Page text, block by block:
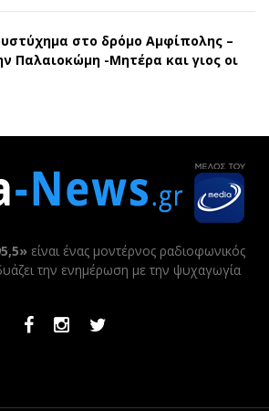
στο δρόμο Αμφίπολης –
Παλαιοκώμη -Μητέρα και γιος οι
είναι ένας μοντέρνος ραδιοφωνικός
την ενημέρωση με την ψυχαγωγία
FacebookInstagramTwitter